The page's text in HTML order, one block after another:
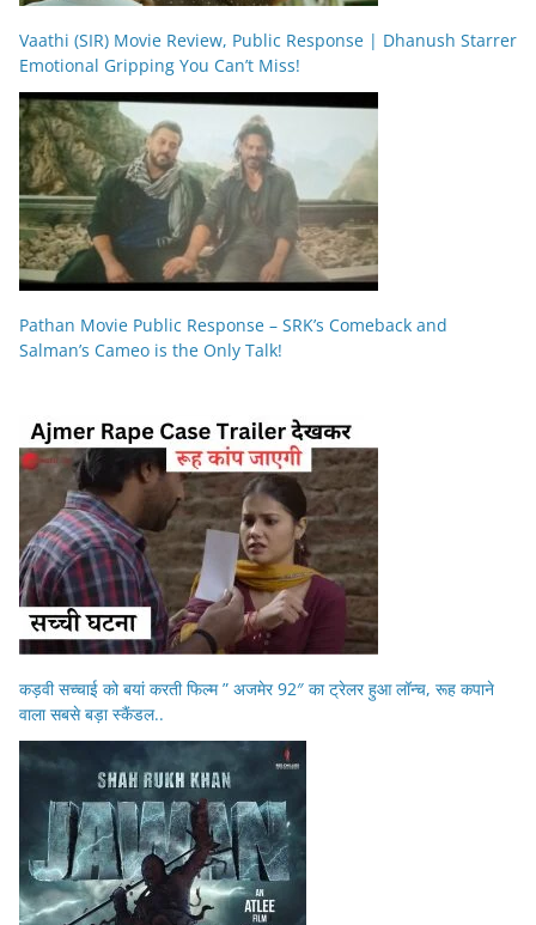
Vaathi (SIR) Movie Review, Public Response | Dhanush Starrer
Emotional Gripping You Can’t Miss!
Pathan Movie Public Response – SRK’s Comeback and
Salman’s Cameo is the Only Talk!
कड़वी सच्चाई को बयां करती फिल्म ” अजमेर 92″ का ट्रेलर हुआ लॉन्च, रूह कपाने
वाला सबसे बड़ा स्कैंडल..